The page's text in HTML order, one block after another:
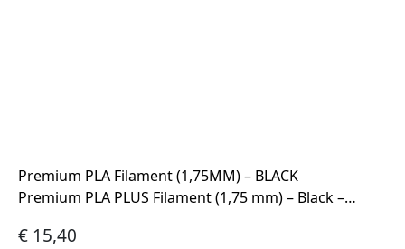
Premium PLA Filament (1,75MM) – BLACK
Premium PLA PLUS Filament (1,75 mm) – Black –…
€ 15,40